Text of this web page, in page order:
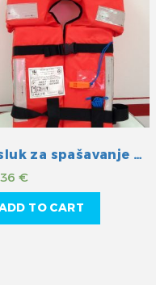
Prsluk za spašavanje Veleria
€
TO CART